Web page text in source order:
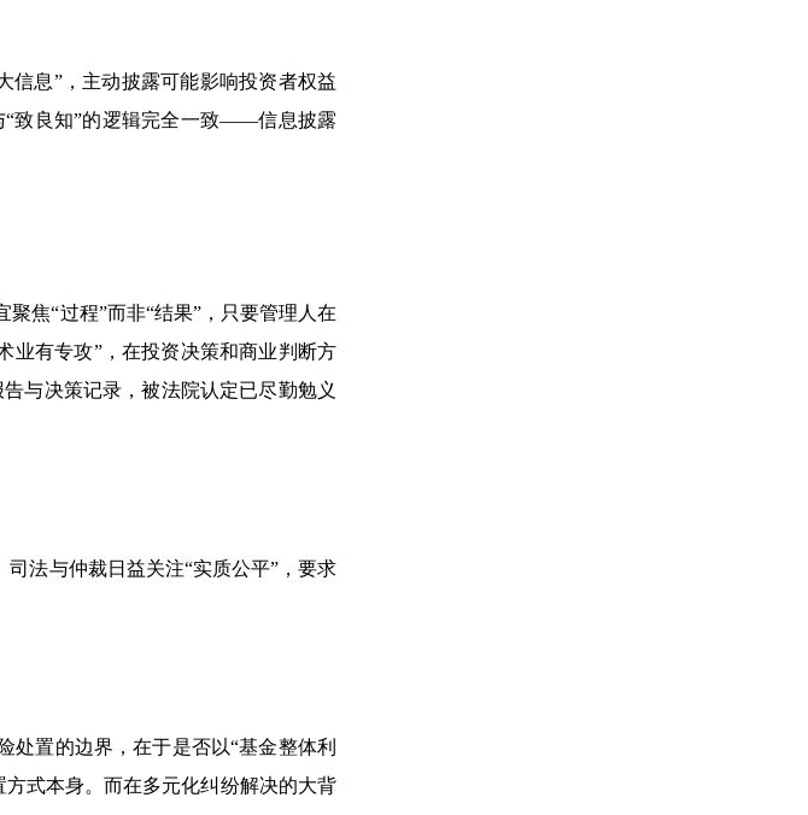
信息”，主动披露可能影响投资者权益
“致良知”的逻辑完全一致——信息披露
焦“过程”而非“结果”，只要管理人在
业有专攻”，在投资决策和商业判断方
与决策记录，被法院认定已尽勤勉义
法与仲裁日益关注“实质公平”，要求
处置的边界，在于是否以“基金整体利
式本身。而在多元化纠纷解决的大背